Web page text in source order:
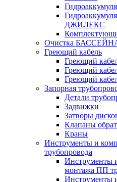
ДЖИЛЕКС
Очистка
Греющий кабель
Греющий
Греющий
Греющий
Запорная
Детали
Задвижки
Затворы
Клапаны
Краны
Инструменты и
трубопровода
Инструменты
монтажа ПП
Инструменты